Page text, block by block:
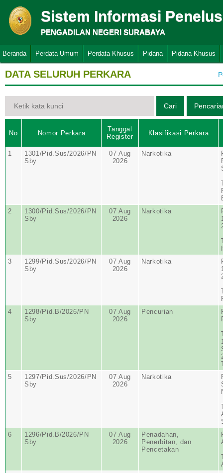
Sistem Informasi
PENGADILAN NEGERI SURABAYA
Beranda Perdata Umum Perdata Khusus Pidana Pidana Khusus
DATA SELURUH PERKARA
No Nomor Perkara
Tanggal
Register
Klasifikasi Perkara
1
1301/Pid.Sus/2026/PN
Sby
07 Aug
2026
Narkotika
2
1300/Pid.Sus/2026/PN
Sby
07 Aug
2026
Narkotika
3
1299/Pid.Sus/2026/PN
Sby
07 Aug
2026
Narkotika
4
1298/Pid.B/2026/PN
Sby
07 Aug
2026
Pencurian
5
1297/Pid.Sus/2026/PN
Sby
07 Aug
2026
Narkotika
6
1296/Pid.B/2026/PN
Sby
07 Aug
2026
Penadahan,
Penerbitan, dan
Pencetakan